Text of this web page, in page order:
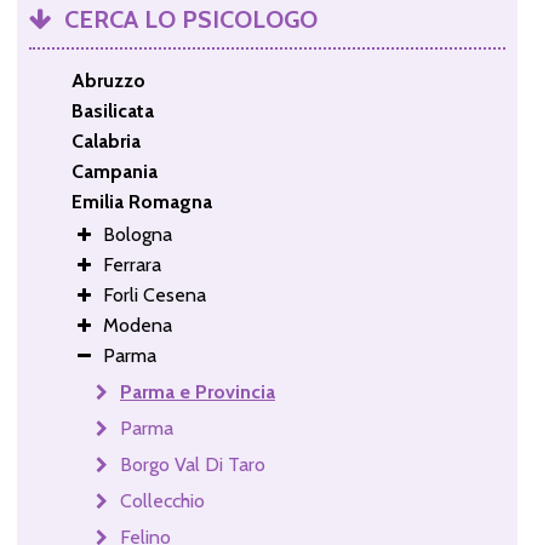
CERCA LO PSICOLOGO
Abruzzo
Basilicata
Calabria
Campania
Emilia Romagna
Bologna
Ferrara
Forli Cesena
Modena
Parma
Parma e Provincia
Parma
Borgo Val Di Taro
Collecchio
Felino